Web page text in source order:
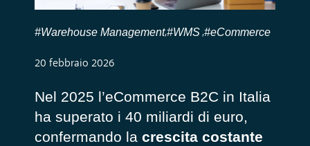
#Warehouse Management,#WMS,#eCommerce
20 febbraio 2026
Nel 2025 l’eCommerce B2C in Italia
ha superato i 40 miliardi di euro,
confermando la crescita costante